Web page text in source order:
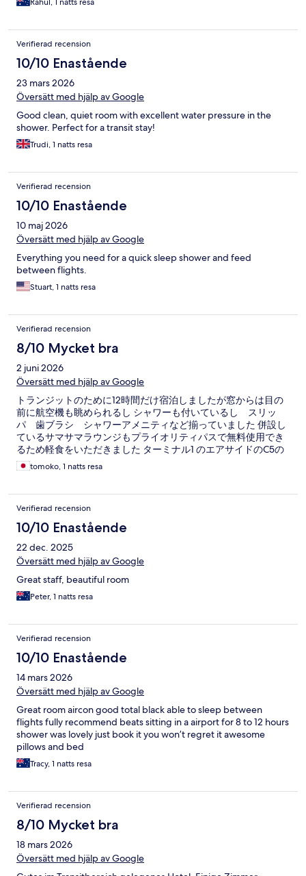
Rahul, 1 natts resa
Verifierad recension
10/10 Enastående
23 mars 2026
Översätt med hjälp av Google
Good clean, quiet room with excellent water pressure in the
shower. Perfect for a transit stay!
Trudi, 1 natts resa
Verifierad recension
10/10 Enastående
10 maj 2026
Översätt med hjälp av Google
Everything you need for a quick sleep shower and feed
between flights.
Stuart, 1 natts resa
Verifierad recension
8/10 Mycket bra
2 juni 2026
Översätt med hjälp av Google
トランジットのために12時間だけ宿泊しましたが窓からは目の
前に航空機も眺められるし シャワーも付いているし スリッ
パ 歯ブラシ シャワーアメニティなど揃っていました 併設し
ているサマサマラウンジもプライオリティパスで無料使用でき
るため軽食をいただきました ターミナル1 のエアサイドのC5の
近くにあり 大変便利でした
tomoko, 1 natts resa
Verifierad recension
10/10 Enastående
22 dec. 2025
Översätt med hjälp av Google
Great staff, beautiful room
Peter, 1 natts resa
Verifierad recension
10/10 Enastående
14 mars 2026
Översätt med hjälp av Google
Great room aircon good total black able to sleep between
flights fully recommend beats sitting in a airport for 8 to 12 hours
shower was lovely just book it you won’t regret it awesome
pillows and bed
Tracy, 1 natts resa
Verifierad recension
8/10 Mycket bra
18 mars 2026
Översätt med hjälp av Google